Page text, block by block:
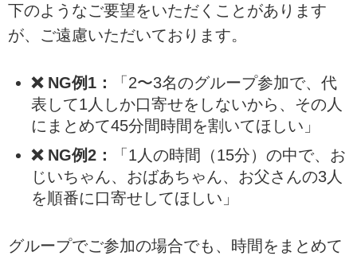
下のようなご要望をいただくことがあります
が、ご遠慮いただいております。
❌ NG例1：
「2〜3名のグループ参加で、代
表して1人しか口寄せをしないから、その人
にまとめて45分間時間を割いてほしい」
❌ NG例2：
「1人の時間（15分）の中で、お
じいちゃん、おばあちゃん、お父さんの3人
を順番に口寄せしてほしい」
グループでご参加の場合でも、時間をまとめて